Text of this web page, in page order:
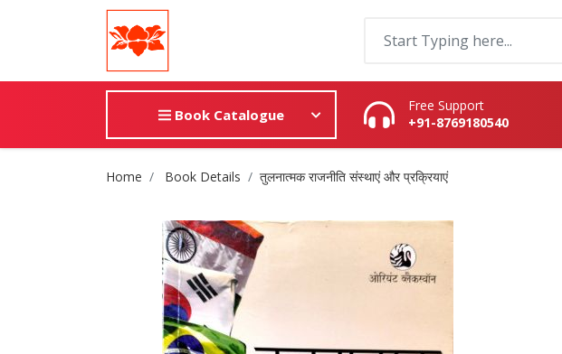
Book Catalogue
Free Support
+91-8769180540
Site Breadcrumb
Home Book Details तुलनात्मक राजनीति संस्थाएं और प्रक्रियाएं